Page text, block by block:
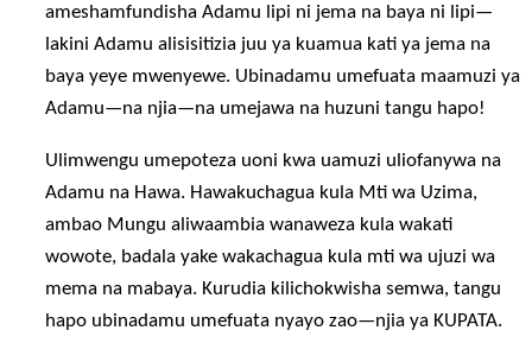
ameshamfundisha Adamu lipi ni jema na baya ni lipi—
lakini Adamu alisisitizia juu ya kuamua kati ya jema na
baya yeye mwenyewe. Ubinadamu umefuata maamuzi ya
Adamu—na njia—na umejawa na huzuni tangu hapo!
Ulimwengu umepoteza uoni kwa uamuzi uliofanywa na
Adamu na Hawa. Hawakuchagua kula Mti wa Uzima,
ambao Mungu aliwaambia wanaweza kula wakati
wowote, badala yake wakachagua kula mti wa ujuzi wa
mema na mabaya. Kurudia kilichokwisha semwa, tangu
hapo ubinadamu umefuata nyayo zao—njia ya KUPATA.